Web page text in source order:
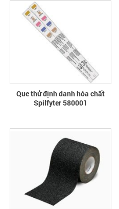
Que thử định danh hóa chất
Spilfyter 580001